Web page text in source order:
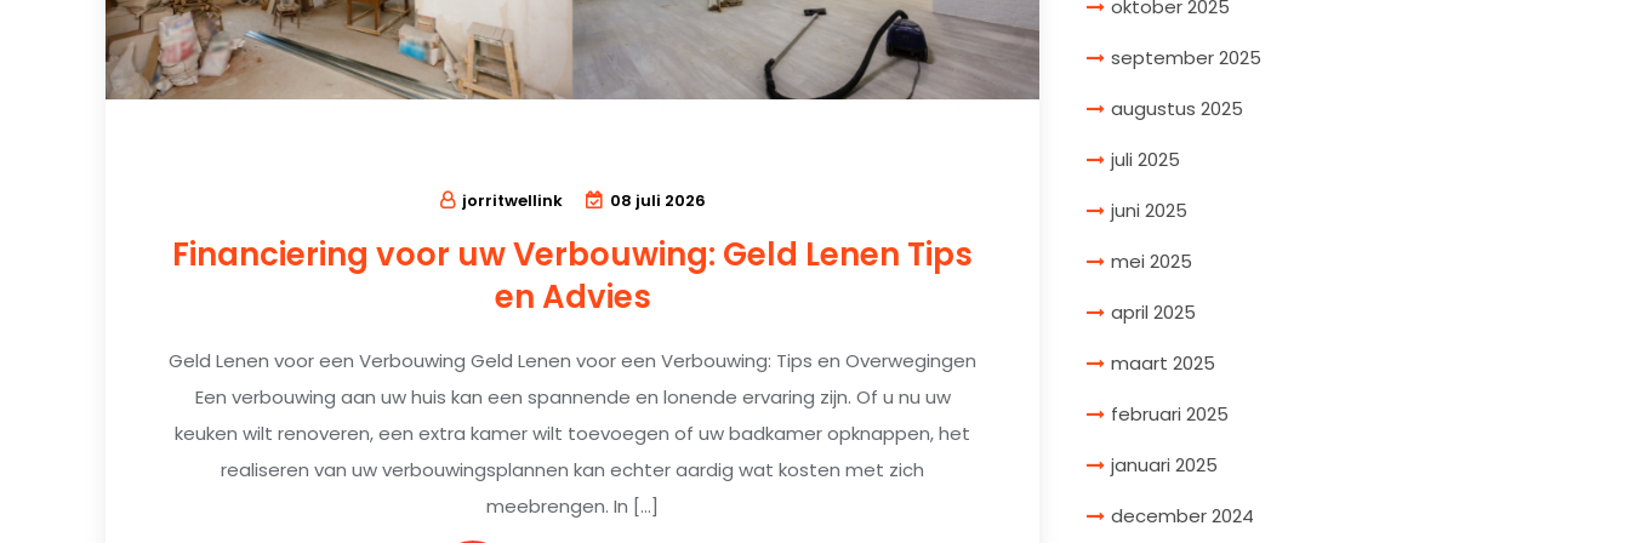
jorritwellink 08 juli 2026
Financiering voor uw Verbouwing: Geld Lenen Tips
en Advies
Geld Lenen voor een Verbouwing Geld Lenen voor een Verbouwing: Tips en Overwegingen
Een verbouwing aan uw huis kan een spannende en lonende ervaring zijn. Of u nu uw
keuken wilt renoveren, een extra kamer wilt toevoegen of uw badkamer opknappen, het
realiseren van uw verbouwingsplannen kan echter aardig wat kosten met zich
meebrengen. In […]
oktober 2025
september 2025
augustus 2025
juli 2025
juni 2025
mei 2025
april 2025
maart 2025
februari 2025
januari 2025
december 2024